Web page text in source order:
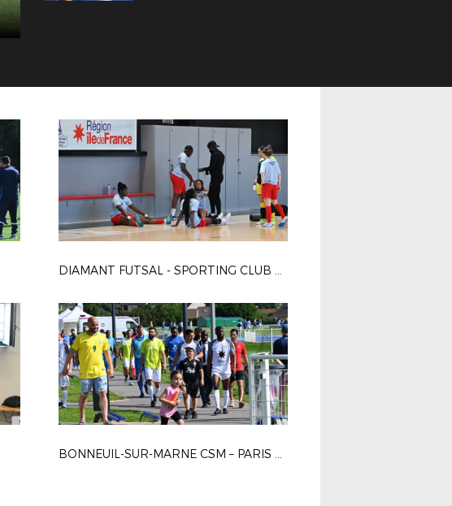
DIAMANT FUTSAL - SPORTING CLUB PARIS 4-2
BONNEUIL-SUR-MARNE CSM – PARIS 13 ATLETICO 1-0